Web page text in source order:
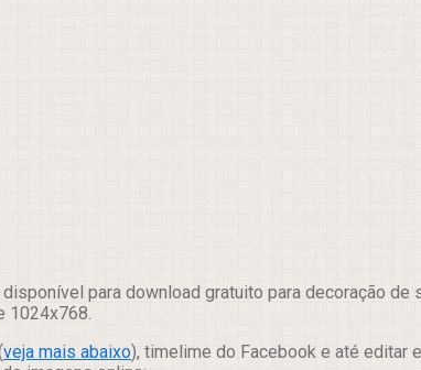
para download gratuito para decoração
1024x768.
veja mais abaixo), timelime do Facebook e até editar